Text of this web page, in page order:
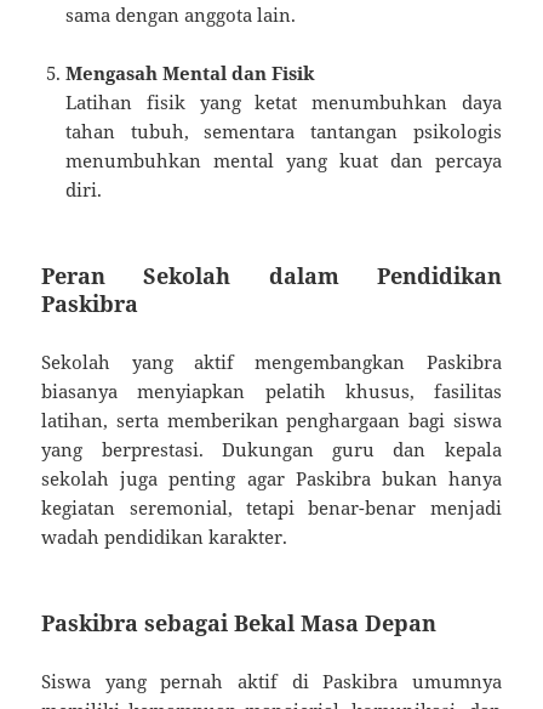
sama dengan anggota lain.
Mengasah Mental dan Fisik
Latihan fisik yang ketat menumbuhkan daya
tahan tubuh, sementara tantangan psikologis
menumbuhkan mental yang kuat dan percaya
diri.
Peran Sekolah dalam Pendidikan
Paskibra
Sekolah yang aktif mengembangkan Paskibra
biasanya menyiapkan pelatih khusus, fasilitas
latihan, serta memberikan penghargaan bagi siswa
yang berprestasi. Dukungan guru dan kepala
sekolah juga penting agar Paskibra bukan hanya
kegiatan seremonial, tetapi benar-benar menjadi
wadah pendidikan karakter.
Paskibra sebagai Bekal Masa Depan
Siswa yang pernah aktif di Paskibra umumnya